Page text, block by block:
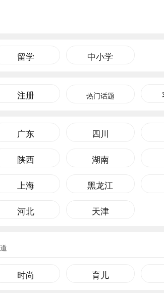
留学 中小学
注册 热门话题
广东 四川
陕西 湖南
上海 黑龙江
河北 天津
时尚 育儿